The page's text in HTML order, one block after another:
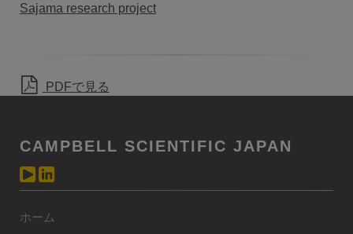
Sajama research project
PDFで見る
CAMPBELL SCIENTIFIC JAPAN
ホーム